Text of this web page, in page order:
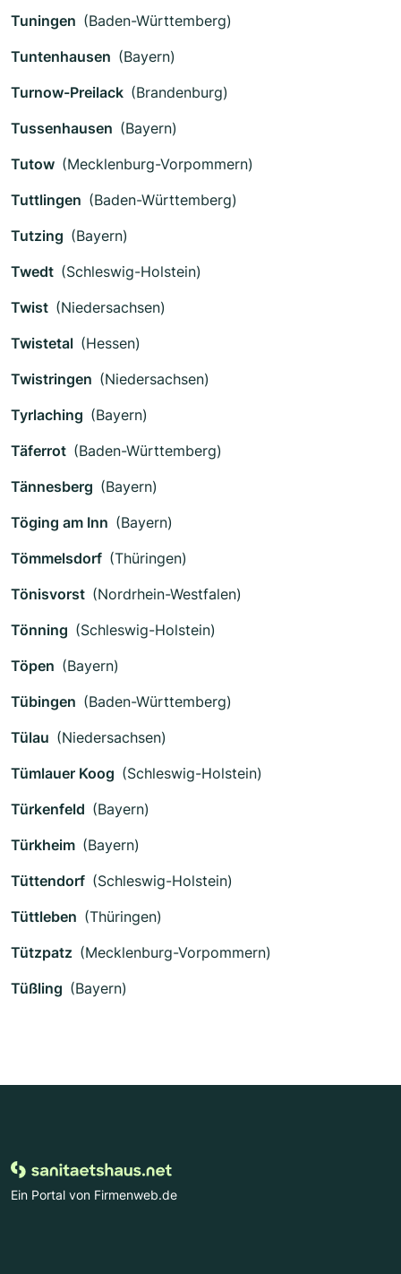
Tuningen (Baden-Württemberg)
Tuntenhausen (Bayern)
Turnow-Preilack (Brandenburg)
Tussenhausen (Bayern)
Tutow (Mecklenburg-Vorpommern)
Tuttlingen (Baden-Württemberg)
Tutzing (Bayern)
Twedt (Schleswig-Holstein)
Twist (Niedersachsen)
Twistetal (Hessen)
Twistringen (Niedersachsen)
Tyrlaching (Bayern)
Täferrot (Baden-Württemberg)
Tännesberg (Bayern)
Töging am Inn (Bayern)
Tömmelsdorf (Thüringen)
Tönisvorst (Nordrhein-Westfalen)
Tönning (Schleswig-Holstein)
Töpen (Bayern)
Tübingen (Baden-Württemberg)
Tülau (Niedersachsen)
Tümlauer Koog (Schleswig-Holstein)
Türkenfeld (Bayern)
Türkheim (Bayern)
Tüttendorf (Schleswig-Holstein)
Tüttleben (Thüringen)
Tützpatz (Mecklenburg-Vorpommern)
Tüßling (Bayern)
Ein Portal von Firmenweb.de